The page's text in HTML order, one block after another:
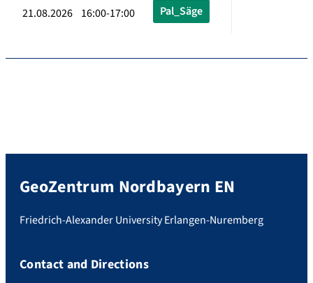
21.08.2026 16:00-17:00 Pal_Säge
GeoZentrum Nordbayern EN
Friedrich-Alexander University Erlangen-Nuremberg
Contact and Directions